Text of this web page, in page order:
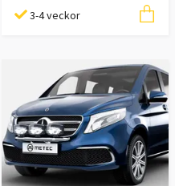
3-4 veckor